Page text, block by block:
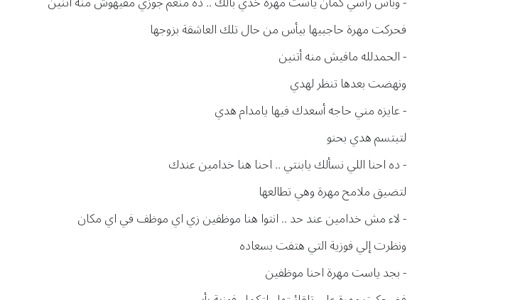
فحركت مهرة حاجبيها بيأس من حال تلك العاشقة بزوجها
- الحمدلله مافيش منه أتنين
ونهضت بعدها تنظر لهدي
- عايزه مني حاجه أسعدك فيها يامدام هدي
لتبتسم هدي بحنو
- ده احنا اللي نسألك يابنتي .. احنا هنا خدامين عندك
لتضيق ملامح مهرة وهي تطالعها
- لاء مش خدامين عند حد .. انتوا هنا موظفين زي اي موظف في اي مكان
ونظرت إلي فوزية التي هتفت بسعاده
- بجد ياست مهرة احنا موظفين